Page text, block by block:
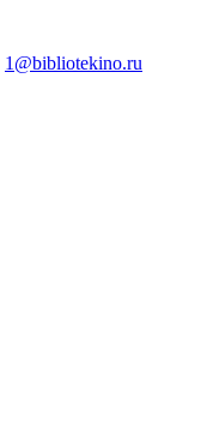
1@bibliotekino.ru